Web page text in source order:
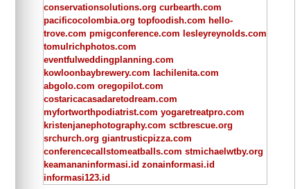
conservationsolutions.org curbearth.com
pacificocolombia.org topfoodish.com hello-
trove.com pmigconference.com lesleyreynolds.com
tomulrichphotos.com
eventfulweddingplanning.com
kowloonbaybrewery.com lachilenita.com
abgolo.com oregopilot.com
costaricacasadaretodream.com
myfortworthpodiatrist.com yogaretreatpro.com
kristenjanephotography.com sctbrescue.org
srchurch.org giantrusticpizza.com
conferencecallstomeatballs.com stmichaelwtby.org
keamananinformasi.id zonainformasi.id
informasi123.id